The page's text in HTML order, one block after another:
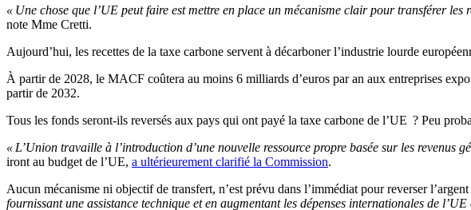
« Une chose que l’UE peut faire est mettre en place un mécanisme clair pour transférer
note Mme Cretti.
Aujourd’hui, les recettes de la taxe carbone servent à décarboner l’industrie lourde
À partir de 2028, le MACF coûtera au moins 6 milliards d’euros par an aux entreprises
partir de 2032.
Tous les fonds seront-ils reversés aux pays qui ont payé la taxe carbone de l’UE ? Peu
« L’Union travaille à l’introduction d’une nouvelle ressource propre basée sur les revenus
iront au budget de l’UE, a ultérieurement clarifié la Commission.
Aucun mécanisme ni objectif de transfert, n’est prévu dans l’immédiat pour reverser
fournissant une assistance technique et en augmentant les dépenses internationales de